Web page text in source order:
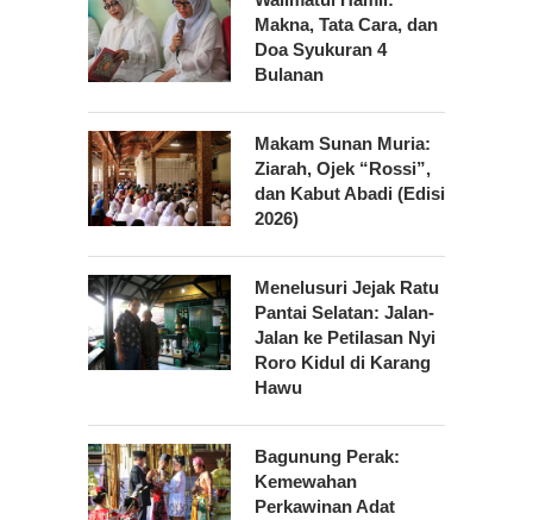
Makna, Tata Cara, dan
Doa Syukuran 4
Bulanan
Makam Sunan Muria:
Ziarah, Ojek “Rossi”,
dan Kabut Abadi (Edisi
2026)
Menelusuri Jejak Ratu
Pantai Selatan: Jalan-
Jalan ke Petilasan Nyi
Roro Kidul di Karang
Hawu
Bagunung Perak:
Kemewahan
Perkawinan Adat